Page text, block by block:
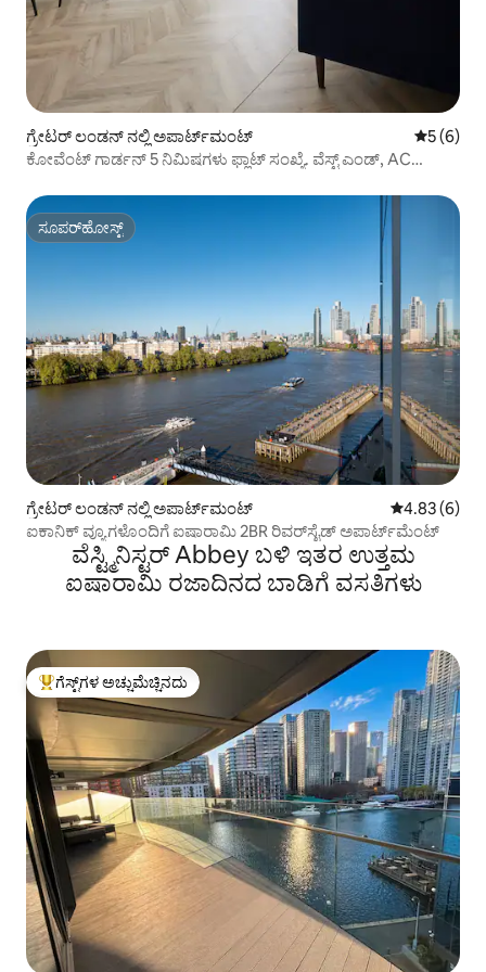
ಗ್ರೇಟರ್ ಲಂಡನ್ ನಲ್ಲಿ ಅಪಾರ್ಟ್‌ಮಂಟ್ 5 ರಲ್ಲಿ 5
5 (6)
ಕೋವೆಂಟ್ ಗಾರ್ಡನ್ 5 ನಿಮಿಷಗಳು ಫ್ಲಾಟ್ ಸಂಖ್ಯೆ. ವೆಸ್ಟ್ ಎಂಡ್, AC
ಸೂಪರ್‌ಹೋಸ್ಟ್
ಸೂಪರ್‌ಹೋಸ್ಟ್
ಗ್ರೇಟರ್ ಲಂಡನ್ ನಲ್ಲಿ ಅಪಾರ್ಟ್‌ಮಂಟ್ 5 ರಲ್ಲಿ 4.83
4.83 (6)
ಐಕಾನಿಕ್ ವ್ಯೂಗಳೊಂದಿಗೆ ಐಷಾರಾಮಿ 2BR ರಿವರ್‌ಸೈಡ್ ಅಪಾರ್ಟ್‌ಮೆಂಟ್
ವೆಸ್ಟ್ಮಿನಿಸ್ಟರ್ Abbey ಬಳಿ ಇತರ ಉತ್ತಮ
ಐಷಾರಾಮಿ ರಜಾದಿನದ ಬಾಡಿಗೆ ವಸತಿಗಳು
ಗೆಸ್ಟ್‌ಗಳಿಗೆ ಅತಿ ಹೆಚ್ಚು ಅಚ್ಚುಮೆಚ್ಚಿನದು
ಗೆಸ್ಟ್‌ಗಳ ಅಚ್ಚುಮೆಚ್ಚಿನದು